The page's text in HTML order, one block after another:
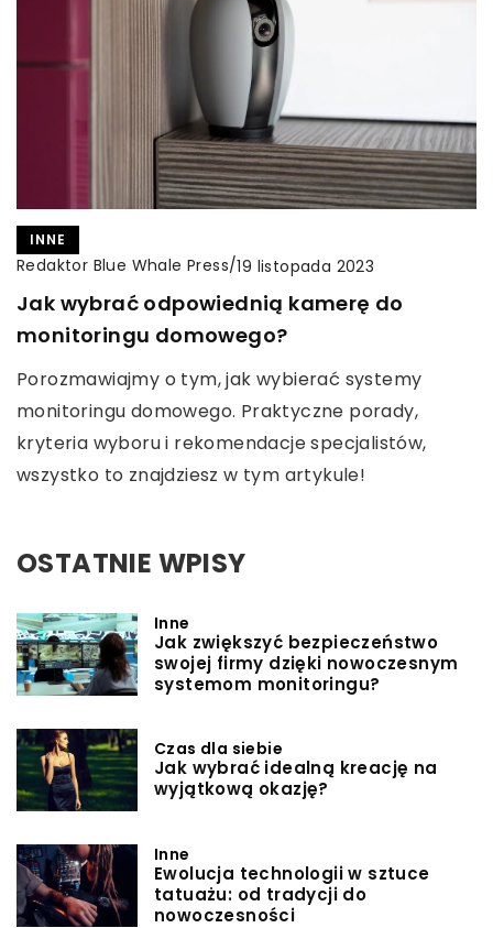
INNE
Redaktor Blue Whale Press/19 listopada 2023
Jak wybrać odpowiednią kamerę do
monitoringu domowego?
Porozmawiajmy o tym, jak wybierać systemy
monitoringu domowego. Praktyczne porady,
kryteria wyboru i rekomendacje specjalistów,
wszystko to znajdziesz w tym artykule!
OSTATNIE WPISY
Inne
Jak zwiększyć bezpieczeństwo
swojej firmy dzięki nowoczesnym
systemom monitoringu?
Czas dla siebie
Jak wybrać idealną kreację na
wyjątkową okazję?
Inne
Ewolucja technologii w sztuce
tatuażu: od tradycji do
nowoczesności